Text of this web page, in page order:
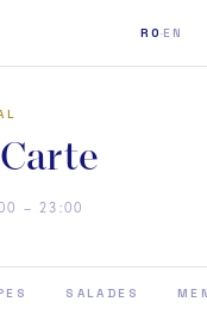
RO·EN
– 23:00
SALADES